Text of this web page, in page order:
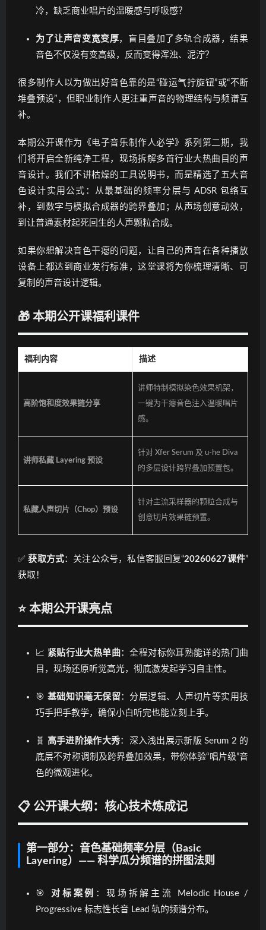
冷，缺乏商业唱片的温暖感与呼吸感？
为了让声音变宽变厚，盲目叠加了多轨合成器，结果
音色不仅没有变高级，反而变得浑浊、泥泞？
很多制作人以为做出好音色靠的是“碰运气拧旋钮”或“不断
堆叠预设”，但职业制作人更注重声音的物理结构与频谱互
补。
本期公开课作为《电子音乐制作人必学》系列第二期，我
们将开启全新纯净工程，现场拆解多首行业大热曲目的声
音设计。我们不讲枯燥的工具说明书，而是精选了五大音
色设计实用公式：从最基础的频率分层与 ADSR 包络互
补，到数字与模拟合成器的跨界叠加；从声场创意动效，
到让普通素材起死回生的人声颗粒合成。
如果你想解决音色干瘪的问题，让自己的声音在各种播放
设备上都达到商业发行标准，这堂课将为你梳理清晰、可
复制的声音设计逻辑。
🎁 本期公开课福利课件
福利内容 描述
高阶饱和度效果链分享
讲师特制模拟染色效果机架，
一键为干瘪音色注入温暖唱片
感。
讲师私藏 Layering 预设
针对 Xfer Serum 及 u-he Diva
的多层设计跨界叠加预置包。
私藏人声切片（Chop）预设
针对主流采样器的颗粒合成与
创意切片效果链预置。
✅获取方式：关注公众号，私信客服回复“20260627课件”
获取！
⭐ 本期公开课亮点
📈 紧贴行业大热单曲 ：全程对标你耳熟能详的热门曲
目，现场还原听觉高光，彻底激发起学习自主性。
🎯 基础知识毫无保留：分层逻辑、人声切片等实用技
巧手把手教学，确保小白听完也能立刻上手。
🧬 高手进阶操作大秀：深入浅出展示新版 Serum 2 的
底层不对称调制及跨界叠加效果，带你体验“唱片级”音
色的微观进化。
📋 公开课大纲：核心技术炼成记
第一部分：音色基础频率分层（Basic
Layering）—— 科学瓜分频谱的拼图法则
🎯 对标案例 ：现场拆解主流 Melodic House /
Progressive 标志性长音 Lead 轨的频谱分布。